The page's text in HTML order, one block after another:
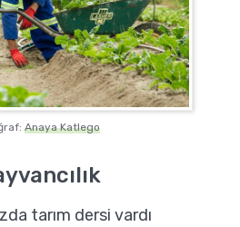
Anaya Katlego
tarım dersi vardı